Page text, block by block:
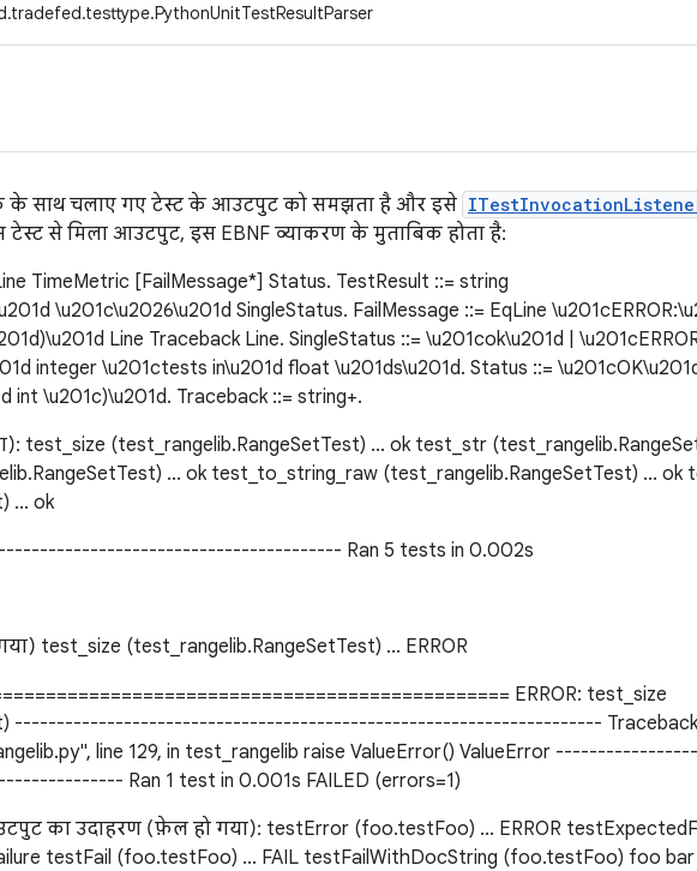
के साथ चलाए गए टेस्ट के आउटपुट को समझता है और इसे
टेस्ट से मिला आउटपुट, इस EBNF व्याकरण के मुताबिक होता है:
TimeMetric [FailMessage*] Status. TestResult ::= string
\u201c\u2026\u201d SingleStatus. FailMessage ::= EqLine
Line Traceback Line. SingleStatus ::= \u201cok\u201d |
integer \u201ctests in\u201d float \u201ds\u201d. Status ::= \u201cOK\u201d
int \u201c)\u201d. Traceback ::= string+.
test_size (test_rangelib.RangeSetTest) ... ok test_str
... ok test_to_string_raw (test_rangelib.RangeSetTest) ... ok
... ok
Ran 5 tests in 0.002s
test_size (test_rangelib.RangeSetTest) ... ERROR
ERROR: test_size
----------------------------------------------------------------------
line 129, in test_rangelib raise ValueError() ValueError
Ran 1 test in 0.001s FAILED (errors=1)
का उदाहरण (फ़ेल हो गया): testError (foo.testFoo) ... ERROR
testFail (foo.testFoo) ... FAIL testFailWithDocString (foo.testFoo) foo bar